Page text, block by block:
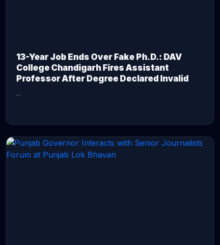
13-Year Job Ends Over Fake Ph.D.: DAV
College Chandigarh Fires Assistant
Professor After Degree Declared Invalid
...